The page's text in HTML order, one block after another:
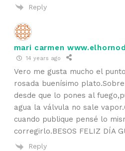
Reply
mari carmen
14 years ago
Vero me gusta mucho el
rosada buenísimo
desde que lo pones al
agua la válvula no sale
cuando publique pensé lo
corregirlo.BESOS FELIZ DÍA
Reply